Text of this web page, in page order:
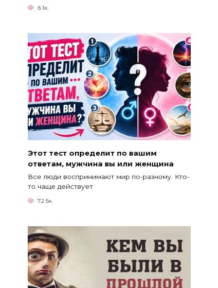
6.1к.
Этот тест определит по вашим
ответам, мужчина вы или женщина
Все люди воспринимают мир по-разному. Кто-
то чаще действует
72.5к.